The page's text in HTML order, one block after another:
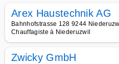
Arex Haustechnik AG
Bahnhofstrasse 128 9244
Chauffagiste à Niederuzwil
Zwicky GmbH